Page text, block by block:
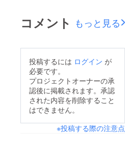
コメント もっと見る
投稿するには ログイン が
必要です。
プロジェクトオーナーの承
認後に掲載されます。承認
された内容を削除すること
はできません。
※投稿する際の注意点